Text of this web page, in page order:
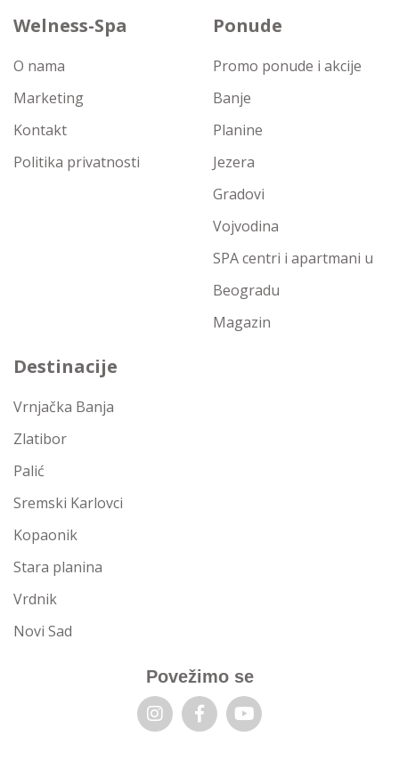
Welness-Spa
O nama
Marketing
Kontakt
Politika privatnosti
Ponude
Promo ponude i akcije
Banje
Planine
Jezera
Gradovi
Vojvodina
SPA centri i apartmani u
Beogradu
Magazin
Destinacije
Vrnjačka Banja
Zlatibor
Palić
Sremski Karlovci
Kopaonik
Stara planina
Vrdnik
Novi Sad
Povežimo se